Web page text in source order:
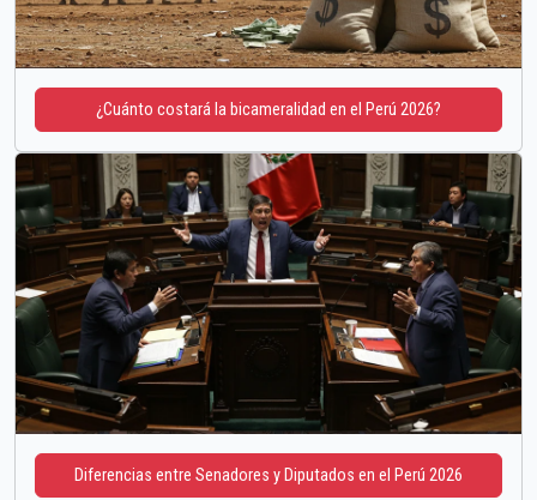
¿Cuánto costará la bicameralidad en el Perú 2026?
Diferencias entre Senadores y Diputados en el Perú 2026